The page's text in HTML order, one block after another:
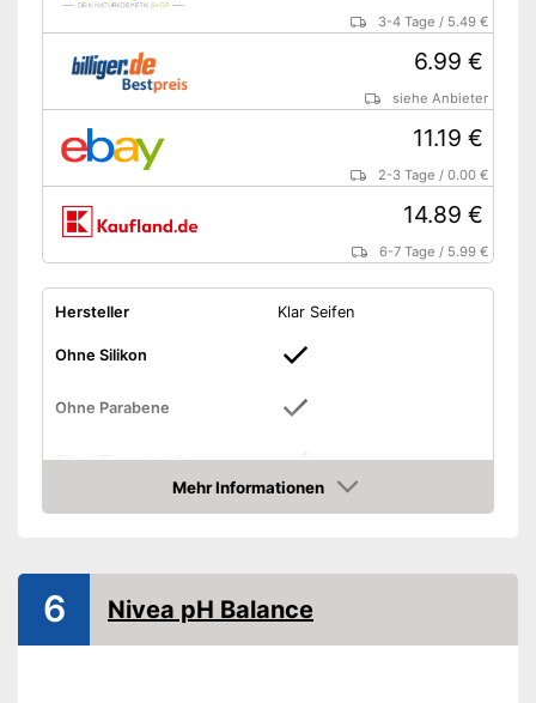
3-4 Tage / 5.49 €
6.99 €
siehe Anbieter
11.19 €
2-3 Tage /0.00 €
14.89 €
6-7 Tage / 5.99 €
Hersteller Klar Seifen
Ohne Silikon
Ohne Parabene
Ohne Tierversuche
Vegan
Mehr Informationen
Amazon
6 Nivea pH Balance